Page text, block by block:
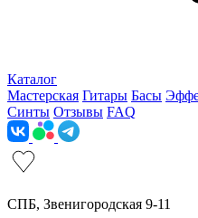
Каталог
Мастерская Гитары Басы
Синты Отзывы FAQ
СПБ, Звенигородская 9-11